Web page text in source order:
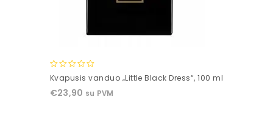
0
of
Kvapusis vanduo „Little Black Dress“, 100 ml
€23,90 su PVM